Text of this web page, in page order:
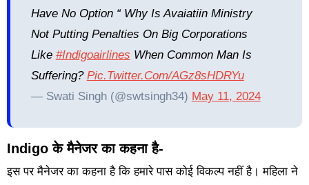
Have No Option “ Why Is Avaiatiin Ministry
Not Putting Penalties On Big Corporations
Like #indigoairlines When Common Man Is
Suffering? Pic.twitter.com/AGz8sHDRYu
— Swati Singh (@swtsingh34) May 11, 2024
Indigo के मैनेजर का कहना है-
इस पर मैनेजर का कहना है कि हमारे पास कोई विकल्प नहीं है। महिला ने